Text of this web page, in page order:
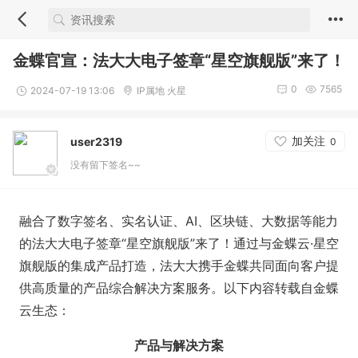
金蝶官宣：法大大电子签章“星空旗舰版”来了！
2024-07-19 13:06 IP属地 火星 7565
0
user2319 加关注 0
没有留下签名~~
融合了数字签名、实名认证、AI、区块链、大数据等能力
的法大大电子签章“星空旗舰版”来了！通过与金蝶云·星空
旗舰版的集成产品打造，法大大携手金蝶共同面向客户提
供高质量的产品综合解决方案服务。以下内容转载自金蝶
云生态：
产品与解决方案